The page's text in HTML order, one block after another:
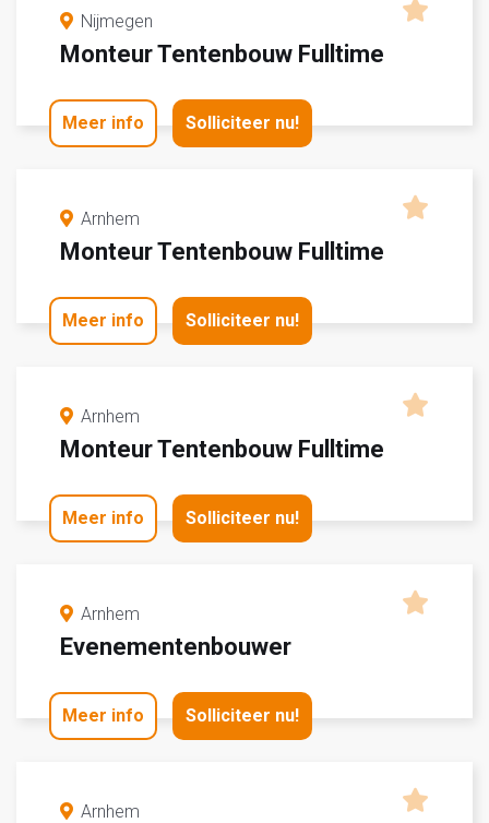
Nijmegen
Monteur Tentenbouw Fulltime
Meer info Solliciteer nu!
Arnhem
Monteur Tentenbouw Fulltime
Meer info Solliciteer nu!
Arnhem
Monteur Tentenbouw Fulltime
Meer info Solliciteer nu!
Arnhem
Evenementenbouwer
Meer info Solliciteer nu!
Arnhem